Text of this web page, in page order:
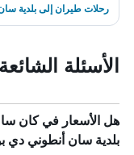
رحلات طيران إلى بلدية
الأسئلة
بلدية سان أنطوني دي